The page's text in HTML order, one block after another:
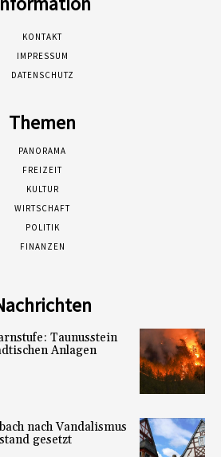
KONTAKT
IMPRESSUM
DATENSCHUTZ
Themen
PANORAMA
FREIZEIT
KULTUR
WIRTSCHAFT
POLITIK
FINANZEN
Taunusstein
Anlagen
nach Vandalismus
gesetzt